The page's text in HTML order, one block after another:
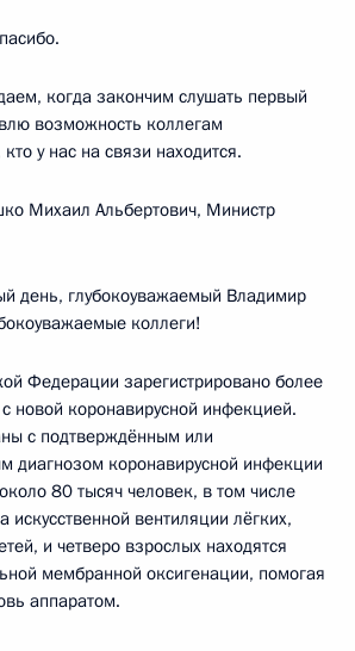
когда закончим слушать первый
возможность коллегам
у нас на связи находится.
Михаил Альбертович, Министр
день, глубокоуважаемый Владимир
коллеги!
Федерации зарегистрировано более
новой коронавирусной инфекцией.
с подтверждённым или
диагнозом коронавирусной инфекции
80 тысяч человек, в том числе
вентиляции лёгких,
и четверо взрослых находятся
мембранной оксигенации, помогая
аппаратом.